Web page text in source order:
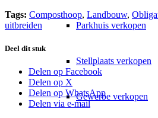
Parkhuis verkopen
Stellplaats verkopen
Gewerbe verkopen
Tags: Composthoop, Landbouw,
uitbreiden
Deel dit stuk
Delen op Facebook
Delen op X
Delen op WhatsApp
Delen via e-mail